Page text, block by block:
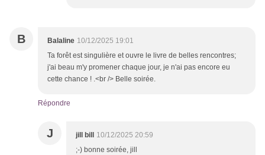
B Balaline 10/12/2025 19:01
Ta forêt est singulière et ouvre le livre de belles rencontres;
j'ai beau m'y promener chaque jour, je n'ai pas encore eu
cette chance ! .<br /> Belle soirée.
Répondre
J jill bill
10/12/2025 20:59
;-) bonne soirée, jill